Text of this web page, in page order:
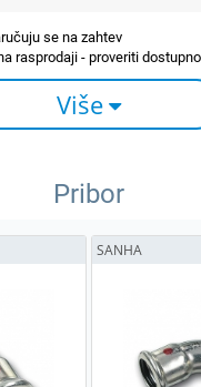
Više
Pribor
SANHA